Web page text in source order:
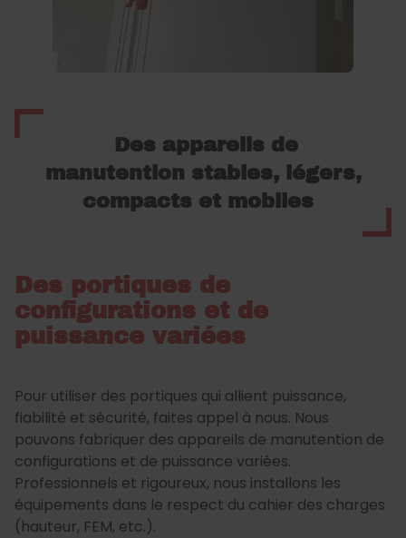
Des appareils de
manutention stables, légers,
compacts et mobiles
Des portiques de
configurations et de
puissance variées
Pour utiliser des portiques qui allient puissance,
fiabilité et sécurité, faites appel à nous. Nous
pouvons fabriquer des appareils de manutention de
configurations et de puissance variées.
Professionnels et rigoureux, nous installons les
équipements dans le respect du cahier des charges
(hauteur, FEM, etc.).